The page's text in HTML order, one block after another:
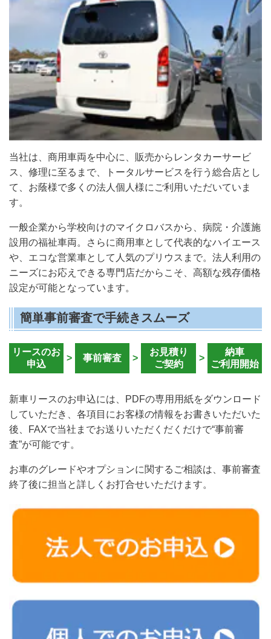
当社は、商用車両を中心に、販売からレンタカーサービ
ス、修理に至るまで、トータルサービスを行う総合店とし
て、お蔭様で多くの法人個人様にご利用いただいていま
す。
一般企業から学校向けのマイクロバスから、病院・介護施
設用の福祉車両。さらに商用車として代表的なハイエース
や、エコな営業車として人気のプリウスまで。法人利用の
ニーズにお応えできる専門店だからこそ、高額な残存価格
設定が可能となっています。
簡単事前審査で手続きスムーズ
リースのお
申込
> 事前審査 >
お見積り
ご契約
>
納車
ご利用開始
新車リースのお申込には、PDFの専用用紙をダウンロード
していただき、各項目にお客様の情報をお書きいただいた
後、FAXで当社までお送りいただくだくだけで“事前審
査”が可能です。
お車のグレードやオプションに関するご相談は、事前審査
終了後に担当と詳しくお打合せいただけます。